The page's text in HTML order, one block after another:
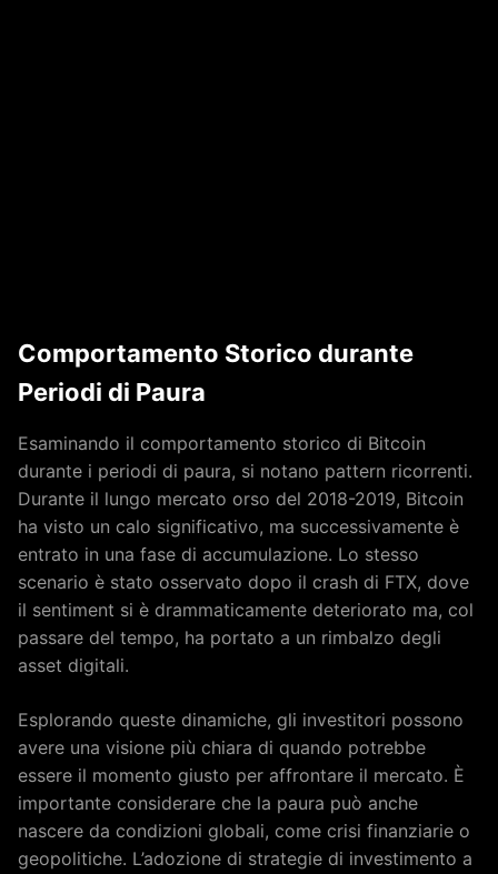
Comportamento Storico durante
Periodi di Paura
Esaminando il comportamento storico di Bitcoin
durante i periodi di paura, si notano pattern ricorrenti.
Durante il lungo mercato orso del 2018-2019, Bitcoin
ha visto un calo significativo, ma successivamente è
entrato in una fase di accumulazione. Lo stesso
scenario è stato osservato dopo il crash di FTX, dove
il sentiment si è drammaticamente deteriorato ma, col
passare del tempo, ha portato a un rimbalzo degli
asset digitali.
Esplorando queste dinamiche, gli investitori possono
avere una visione più chiara di quando potrebbe
essere il momento giusto per affrontare il mercato. È
importante considerare che la paura può anche
nascere da condizioni globali, come crisi finanziarie o
geopolitiche. L’adozione di strategie di investimento a